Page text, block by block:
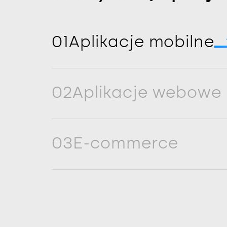
01 Aplikacje mobilne
02Aplikacje webowe
03 E-commerce